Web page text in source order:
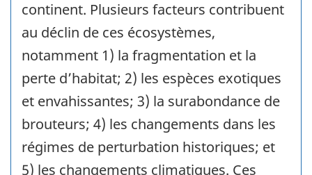
continent. Plusieurs facteurs contribuent
au déclin de ces écosystèmes,
notamment 1) la fragmentation et la
perte d’habitat; 2) les espèces exotiques
et envahissantes; 3) la surabondance de
brouteurs; 4) les changements dans les
régimes de perturbation historiques; et
5) les changements climatiques. Ces